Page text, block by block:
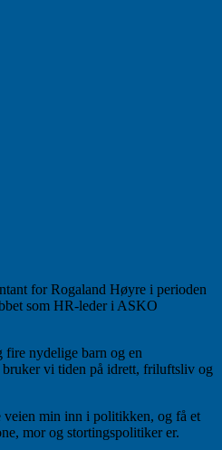
for Rogaland Høyre i perioden
som HR-leder i ASKO
fire nydelige barn og en
vi tiden på idrett, friluftsliv og
veien min inn i politikken, og få et
mor og stortingspolitiker er.